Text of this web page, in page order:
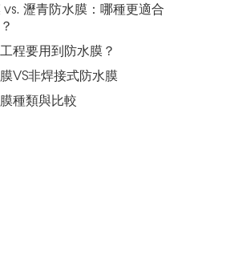
瀝青防水膜：哪種更適合
程要用到防水膜？
VS非焊接式防水膜
種類與比較